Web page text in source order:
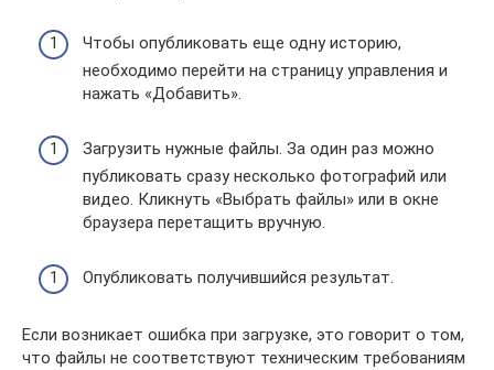
Чтобы опубликовать еще одну историю,
необходимо перейти на страницу управления и
нажать «Добавить».
Загрузить нужные файлы. За один раз можно
публиковать сразу несколько фотографий или
видео. Кликнуть «Выбрать файлы» или в окне
браузера перетащить вручную.
Опубликовать получившийся результат.
Если возникает ошибка при загрузке, это говорит о том,
что файлы не соответствуют техническим требованиям